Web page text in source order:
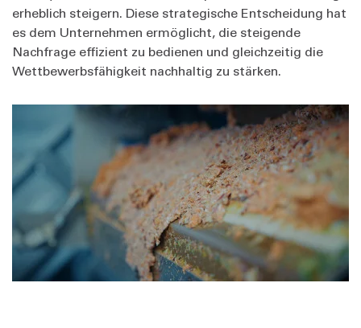
erheblich steigern. Diese strategische Entscheidung hat
es dem Unternehmen ermöglicht, die steigende
Nachfrage effizient zu bedienen und gleichzeitig die
Wettbewerbsfähigkeit nachhaltig zu stärken.